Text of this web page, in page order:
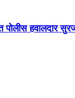
पोलीस हवालदार